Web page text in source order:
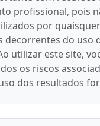
profissional, pois
por quaisquer
decorrentes do uso
utilizar este site,
os riscos
dos resultados